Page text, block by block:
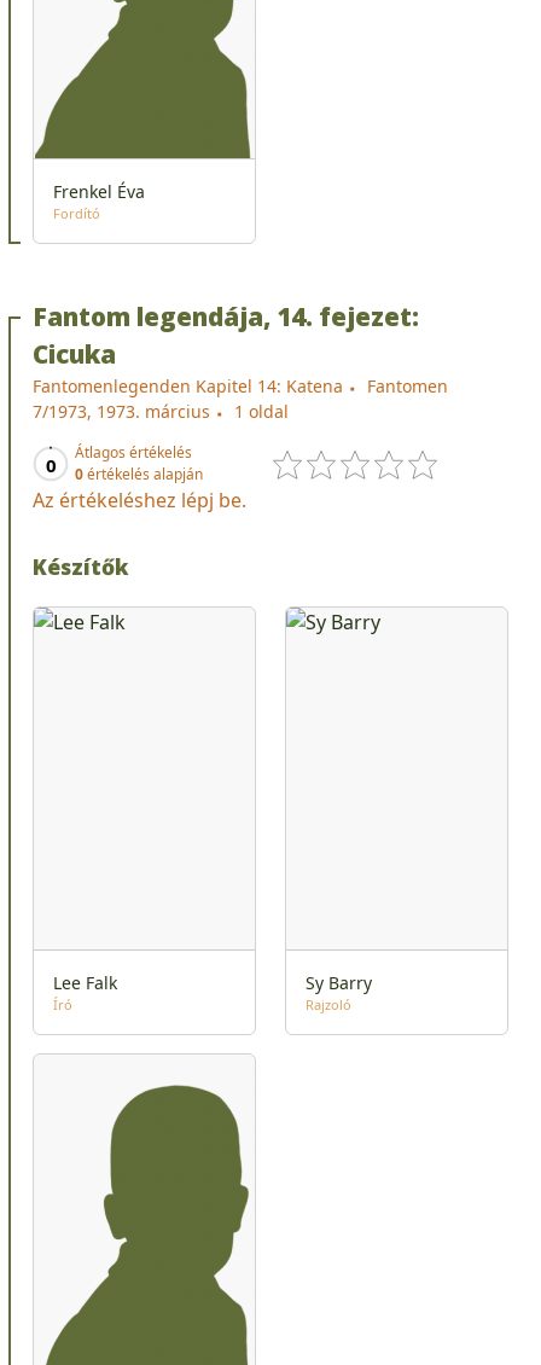
Frenkel Éva
Fordító
Fantom legendája, 14. fejezet:
Cicuka
Fantomenlegenden Kapitel 14: Katena
Fantomen
7/1973, 1973. március
1 oldal
0
Átlagos értékelés
0értékelés alapján
Az értékeléshez lépj be.
Készítők
Lee Falk
Író
Sy Barry
Rajzoló